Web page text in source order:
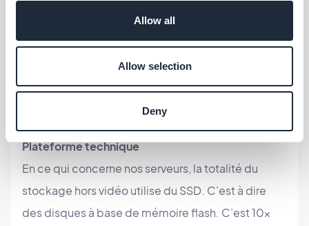
Allow all
Allow selection
Deny
petits trajets, permet d’éviter de se déplacer en
Plateforme technique
En ce qui concerne nos serveurs, la totalité du
stockage hors vidéo utilise du SSD. C’est à dire
des disques à base de mémoire flash. C’est 10x